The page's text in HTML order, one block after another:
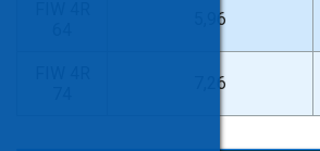
5,96
7,26